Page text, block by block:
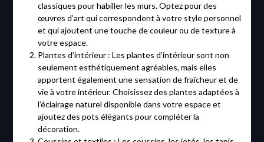
classiques pour habiller les murs. Optez pour des
œuvres d’art qui correspondent à votre style personnel
et qui ajoutent une touche de couleur ou de texture à
votre espace.
Plantes d’intérieur : Les plantes d’intérieur sont non
seulement esthétiquement agréables, mais elles
apportent également une sensation de fraîcheur et de
vie à votre intérieur. Choisissez des plantes adaptées à
l’éclairage naturel disponible dans votre espace et
ajoutez des pots élégants pour compléter la
décoration.